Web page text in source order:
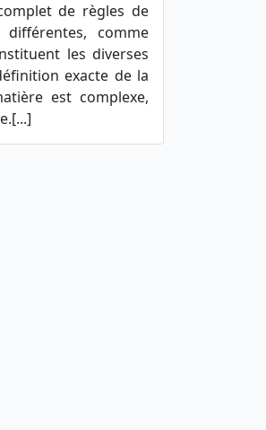
de règles de
comme
les diverses
exacte de la
est complexe,